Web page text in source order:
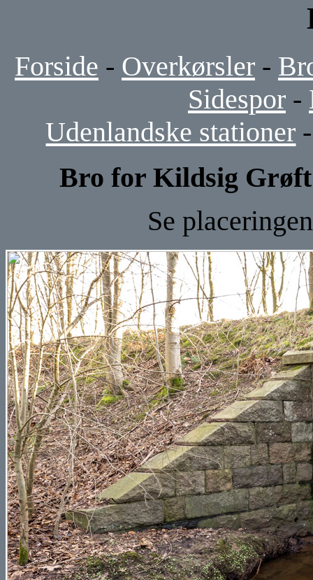
Forside - Overkørsler -
Sidespor -
Udenlandske stationer
Bro for Kildsig
Se